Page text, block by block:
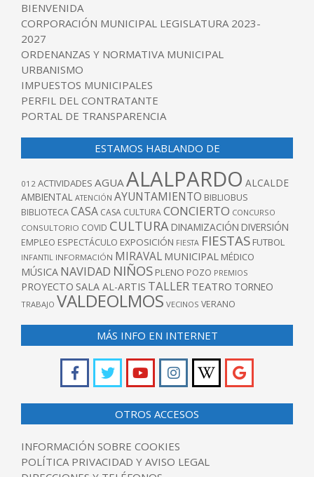
BIENVENIDA
CORPORACIÓN MUNICIPAL LEGISLATURA 2023-
2027
ORDENANZAS Y NORMATIVA MUNICIPAL
URBANISMO
IMPUESTOS MUNICIPALES
PERFIL DEL CONTRATANTE
PORTAL DE TRANSPARENCIA
ESTAMOS HABLANDO DE
012 ACTIVIDADES AGUAALALPARDO ALCALDE
AMBIENTAL ATENCIÓN AYUNTAMIENTO BIBLIOBUS
BIBLIOTECACASA CASA CULTURACONCIERTO CONCURSO
CONSULTORIO COVID CULTURA DINAMIZACIÓN DIVERSIÓN
EMPLEO ESPECTÁCULO EXPOSICIÓN FIESTA FIESTAS FUTBOL
INFANTIL INFORMACIÓN MIRAVAL MUNICIPAL MÉDICO
MÚSICA NAVIDAD NIÑOS PLENO POZO PREMIOS
PROYECTO SALA AL-ARTIS TALLER TEATRO TORNEO
TRABAJO VALDEOLMOS VECINOS VERANO
MÁS INFO EN INTERNET
OTROS ACCESOS
INFORMACIÓN SOBRE COOKIES
POLÍTICA PRIVACIDAD Y AVISO LEGAL